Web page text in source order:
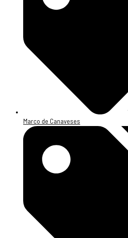
Marco de Canaveses